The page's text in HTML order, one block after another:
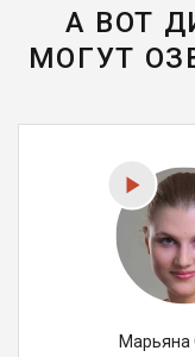
А ВОТ
МОГУТ
Марьяна